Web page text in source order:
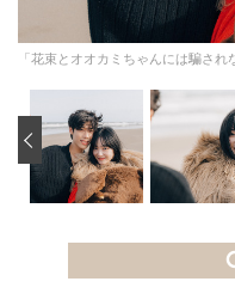
「花束とオオカミちゃんには騙さ
‹